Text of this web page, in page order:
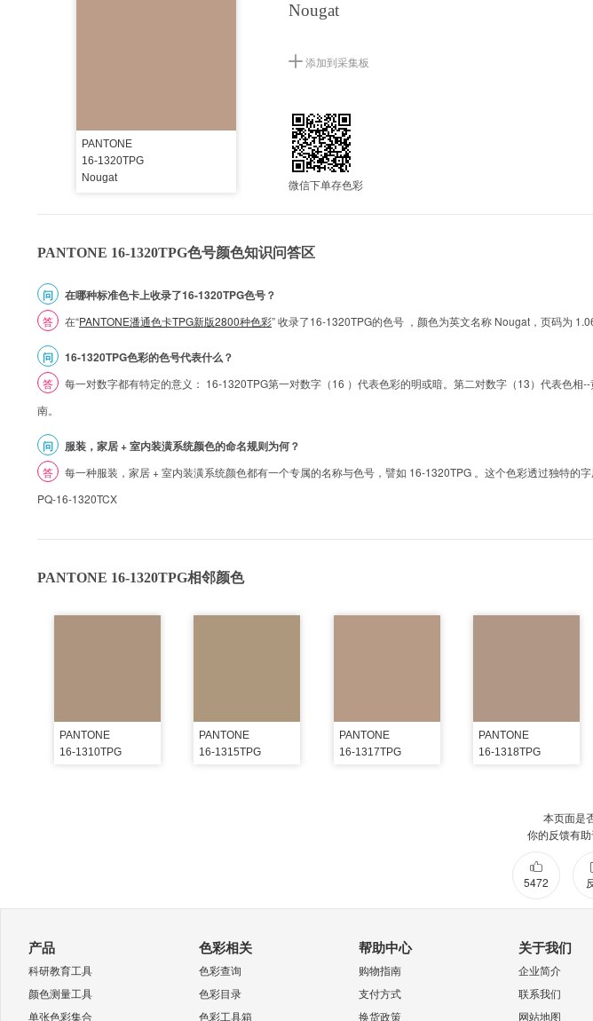
PANTONE
16-1320TPG
Nougat
Nougat
添加到采集板
微信下单存色彩
PANTONE 16-1320TPG色号颜色知识问答区
问 在哪种标准色卡上收录了16-1320TPG色号？
答 在“PANTONE潘通色卡TPG新版2800种色彩” 收录了16-1320TPG的色号 ，颜色为英文名称 Nougat，页码为
问 16-1320TPG色彩的色号代表什么？
答
每一对数字都有特定的意义： 16-1320TPG第一对数字（16 ）代表色彩的明或暗。第二对数字（13）代表色
南。
问 服装，家居 + 室内装潢系统颜色的命名规则为何？
答
每一种服装，家居 + 室内装潢系统颜色都有一个专属的名称与色号，譬如 16-1320TPG 。这个色彩透过独特
PQ-16-1320TCX
PANTONE 16-1320TPG相邻颜色
PANTONE
16-1310TPG
PANTONE
16-1315TPG
PANTONE
16-1317TPG
PANTONE
16-1318TPG
本页面是
你的反馈有
5472
产品
科研教育工具
颜色测量工具
单张色彩集合
色彩相关
色彩查询
色彩目录
色彩工具箱
帮助中心
购物指南
支付方式
换货政策
关于我们
企业简介
联系我们
网站地图